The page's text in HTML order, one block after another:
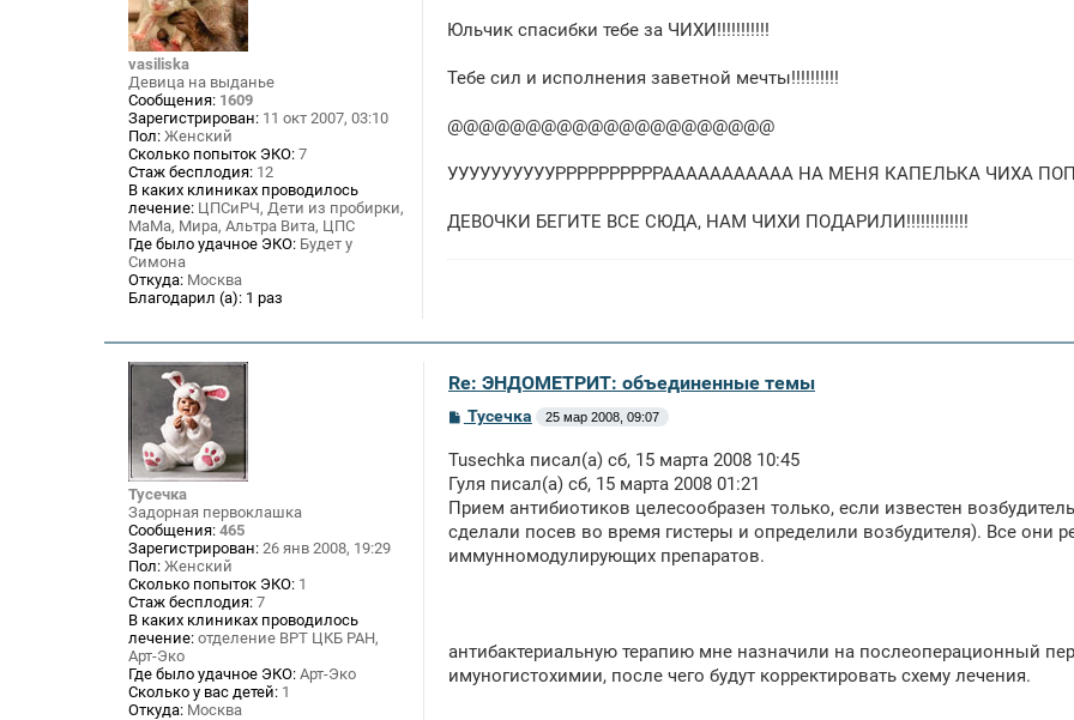
vasiliska
Девица на выданье
Сообщения: 1609
Зарегистрирован: 11 окт 2007, 03:10
Пол: Женский
Сколько попыток ЭКО: 7
Стаж бесплодия: 12
В каких клиниках проводилось
лечение: ЦПСиРЧ, Дети из пробирки,
МаМа, Мира, Альтра Вита, ЦПС
Где было удачное ЭКО: Будет у
Симона
Откуда: Москва
Благодарил (а): 1 раз
б
н
е
Юльчик спасибки тебе за ЧИХИ!!!!!!!!!!!
Тебе сил и исполнения заветной мечты!!!!!!!!!!
@@@@@@@@@@@@@@@@@@@@@
УУУУУУУУУУРРРРРРРРРРААААААААААА НА МЕНЯ КАПЕЛЬКА ЧИХА
ДЕВОЧКИ БЕГИТЕ ВСЕ СЮДА, НАМ ЧИХИ ПОДАРИЛИ!!!!!!!!!!!!!
Тусечка
Задорная первоклашка
Сообщения: 465
Зарегистрирован: 26 янв 2008, 19:29
Пол: Женский
Сколько попыток ЭКО: 1
Стаж бесплодия: 7
В каких клиниках проводилось
лечение: отделение ВРТ ЦКБ РАН,
Арт-Эко
Где было удачное ЭКО: Арт-Эко
Сколько у вас детей: 1
Откуда: Москва
Re: ЭНДОМЕТРИТ: объединенные темы
С
б
щ
н
и
Тусечка 25 мар 2008, 09:07
Tusechka писал(а) сб, 15 марта 2008 10:45
Гуля писал(а) сб, 15 марта 2008 01:21
Прием антибиотиков целесообразен только, если известен
сделали посев во время гистеры и определили возбудителя). Все они
иммунномодулирующих препаратов.
антибактериальную терапию мне назначили на послеоперационный
имуногистохимии, после чего будут корректировать схему лечения.